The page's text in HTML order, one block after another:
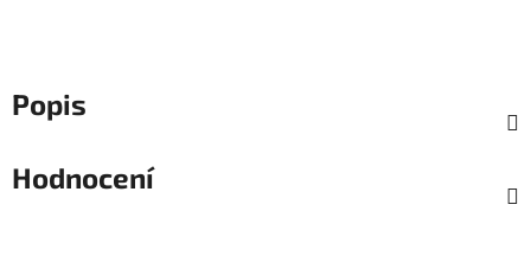
Popis
Hodnocení